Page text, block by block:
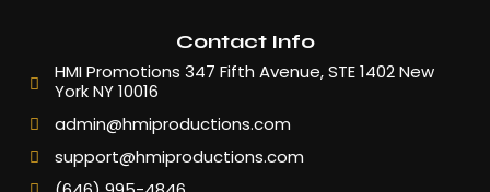
Contact Info
HMI Promotions 347 Fifth Avenue, STE 1402 New
York NY 10016
admin@hmiproductions.com
support@hmiproductions.com